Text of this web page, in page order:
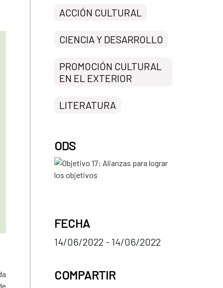
ACCIÓN CULTURAL
CIENCIA Y DESARROLLO
PROMOCIÓN CULTURAL
EN EL EXTERIOR
LITERATURA
ODS
FECHA
14/06/2022 - 14/06/2022
COMPARTIR